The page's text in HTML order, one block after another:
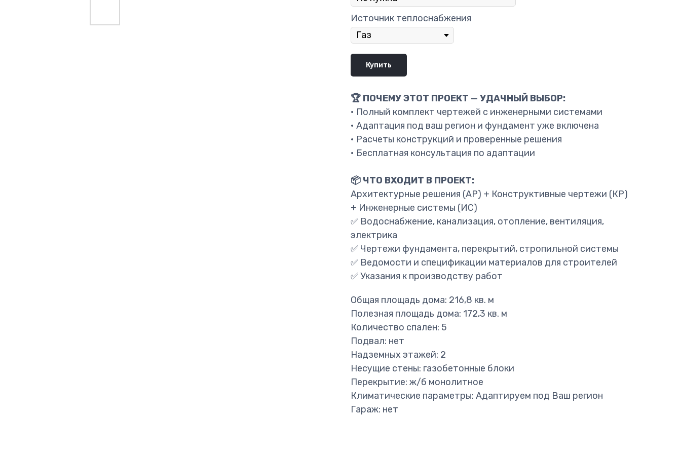
Источник теплоснабжения
Купить
🏆 ПОЧЕМУ ЭТОТ ПРОЕКТ — УДАЧНЫЙ ВЫБОР:
• Полный комплект чертежей с инженерными системами
• Адаптация под ваш регион и фундамент уже включена
• Расчеты конструкций и проверенные решения
• Бесплатная консультация по адаптации
📦 ЧТО ВХОДИТ В ПРОЕКТ:
Архитектурные решения (АР) + Конструктивные чертежи (КР)
+ Инженерные системы (ИС)
✅ Водоснабжение, канализация, отопление, вентиляция,
электрика
✅ Чертежи фундамента, перекрытий, стропильной системы
✅ Ведомости и спецификации материалов для строителей
✅ Указания к производству работ
Общая площадь дома: 216,8 кв. м
Полезная площадь дома: 172,3 кв. м
Количество спален: 5
Подвал: нет
Надземных этажей: 2
Несущие стены: газобетонные блоки
Перекрытие: ж/б монолитное
Климатические параметры: Адаптируем под Ваш регион
Гараж: нет